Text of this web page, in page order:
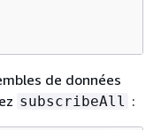
de données
subscribeAll :